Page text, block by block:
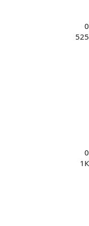
0
525
0
1К